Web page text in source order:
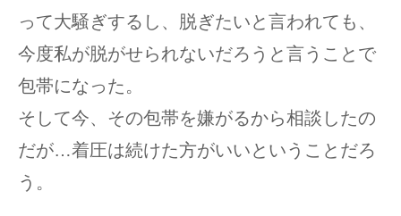
って大騒ぎするし、脱ぎたいと言われても、
今度私が脱がせられないだろうと言うことで
包帯になった。
そして今、その包帯を嫌がるから相談したの
だが…着圧は続けた方がいいということだろ
う。